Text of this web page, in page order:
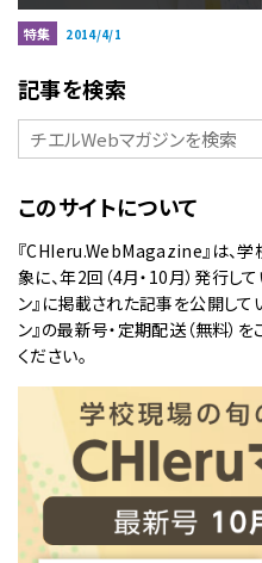
特集 2014/4/1
記事を検索
このサイトについて
『CHIeru.WebMagazine』は、
象に、年2回（4月・10月）発行し
ン』に掲載された記事を公開して
ン』の最新号・定期配送（無料）
ください。